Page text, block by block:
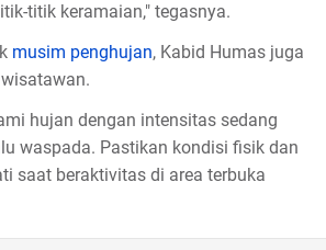
titik keramaian," tegasnya.
musim penghujan, Kabid Humas juga
hujan dengan intensitas sedang
waspada. Pastikan kondisi fisik dan
saat beraktivitas di area terbuka